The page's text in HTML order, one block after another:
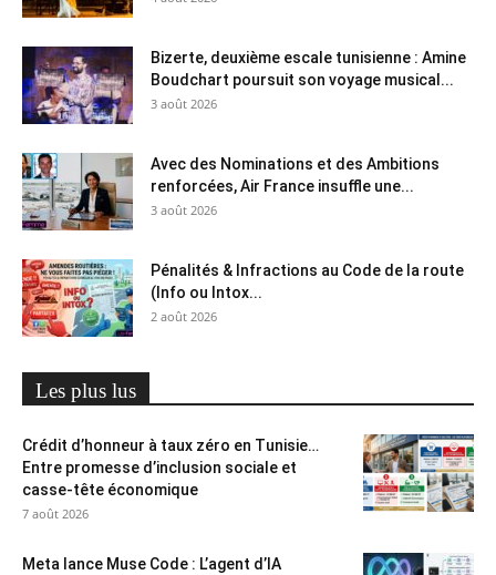
Bizerte, deuxième escale tunisienne : Amine
Boudchart poursuit son voyage musical...
3 août 2026
Avec des Nominations et des Ambitions
renforcées, Air France insuffle une...
3 août 2026
Pénalités & Infractions au Code de la route
(Info ou Intox...
2 août 2026
Les plus lus
Crédit d’honneur à taux zéro en Tunisie…
Entre promesse d’inclusion sociale et
casse-tête économique
7 août 2026
Meta lance Muse Code : L’agent d’IA